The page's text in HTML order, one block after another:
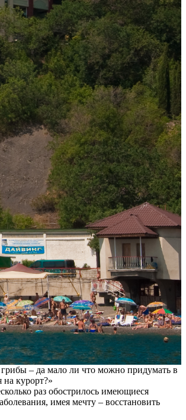
– да мало ли что можно придумать в
на курорт?»
раз обострилось имеющиеся
имея мечту – восстановить